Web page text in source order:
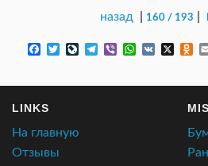
назад| 160 / 193
e
o
k
t
e
e
V
e
W
t
V
O
o
l
a
s
s
LINKS
На главную
Отзывы